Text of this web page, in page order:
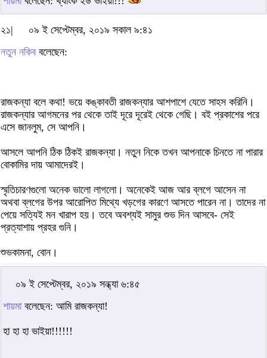
২১|
০৯ ই সেপ্টেম্বর, ২০১৯ সকাল ৯:৪১
নতুন নকিব বলেছেন:
রাজকন্যা বলে কথা! ভয়ে কঙ্কাবতী রাজকন্যার আশপাশে যেতে সাহস করিনি।
রাজকন্যার আগমনের পর থেকে তাই দূরে দূরেই থেকে গেছি। বই প্রকাশের পরে
এসে জানলুম, সে আপনি।
আসলে আপনি ঠিক ঠিকই রাজকন্যা। নতুন নিকে তখন আপনাকে চিনতে না পারার
বোকামির দায় আমাদেরই।
স্মৃতিচারণগুলো অনেক ভালো লাগলো। অনেকেই আজ আর ব্লগে আসেন না
অথবা ব্লগের উপর আরোপিত মিথ্যে খড়গের কারণে আসতে পারেন না। তাদের না
পেয়ে সত্যিই মন খারাপ হয়। তবে অবশ্যই সামুর শুভ দিন আসবে- সেই
প্রত্যাশায় প্রহর গুনি।
শুভকামনা, বোন।
০৯ ই সেপ্টেম্বর, ২০১৯ সন্ধ্যা ৬:৪৫
শায়মাবলেছেন: আমি রাজকন্যা!
হা হা হা ভাইয়া!!!!!!